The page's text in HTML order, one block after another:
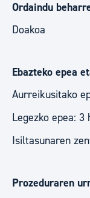
Ordaindu
Doakoa
Ebazteko epea
Aurreikusitako
Legezko epea: 3
Isiltasunaren
Prozeduraren